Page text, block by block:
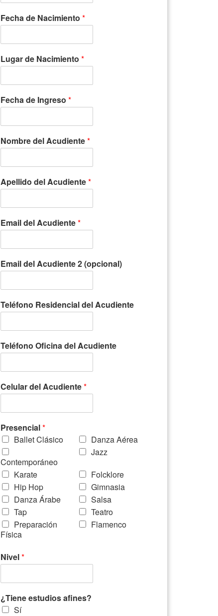
Fecha de Nacimiento *
Lugar de Nacimiento *
Fecha de Ingreso *
Nombre del Acudiente*
Apellido del Acudiente*
Email del Acudiente*
Email del Acudiente 2 (opcional)
Teléfono Residencial del Acudiente
Teléfono Oficina del Acudiente
Celular del Acudiente*
Presencial*
Ballet Clásico
Danza Aérea
Contemporáneo
Jazz
Karate
Folcklore
Hip Hop
Gimnasia
Danza Árabe
Salsa
Tap
Teatro
Preparación
Física
Flamenco
Nivel*
¿Tiene estudios afines?
Sí